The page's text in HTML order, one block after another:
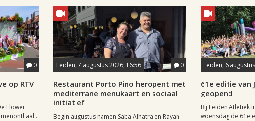
0
op RTV
Flower
Leiden, 7 augustus 2026, 16:56 0
Restaurant Porto Pino heropent met
mediterrane menukaart en sociaal
initiatief
Begin augustus namen Saba Alhatra en Rayan
Leiden, 6
61e editie van
geopend
Bij Leiden Atletiek
woensdag de 61e